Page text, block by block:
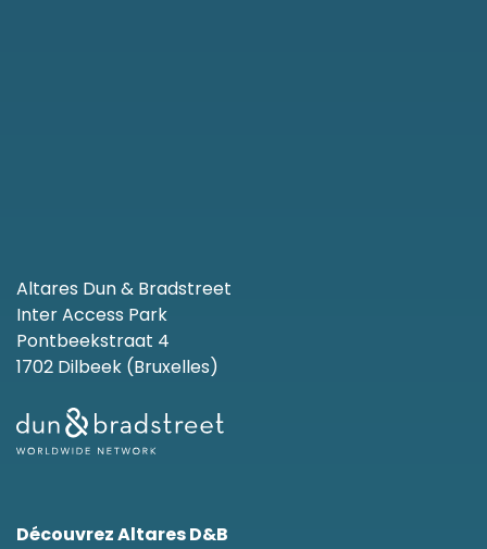
Altares Dun & Bradstreet
Inter Access Park
Pontbeekstraat 4
1702 Dilbeek (Bruxelles)
Découvrez Altares D&B